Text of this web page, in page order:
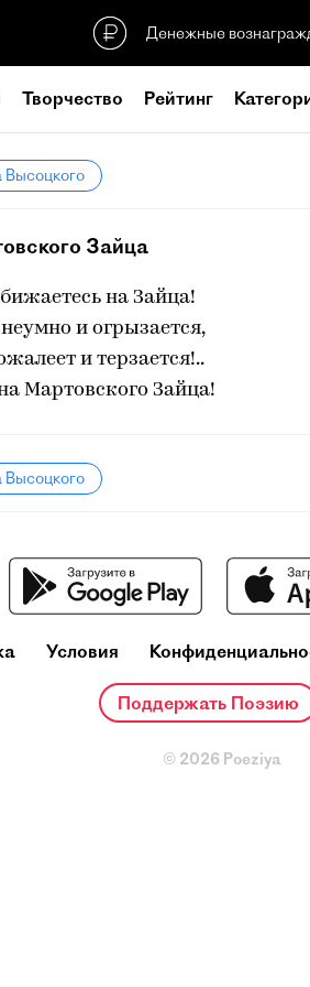
Денежные
Творчество Рейтинг
Высоцкого
Зайца
на Зайца!
и огрызается,
и терзается!..
Мартовского Зайца!
Высоцкого
Условия
Поддержать Поэзию
© 2026 Poeziya